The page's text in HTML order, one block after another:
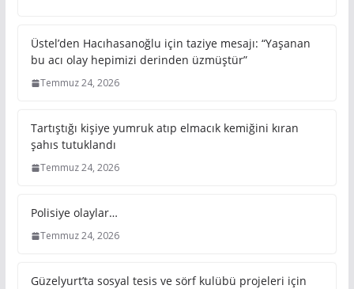
Üstel’den Hacıhasanoğlu için taziye mesajı: “Yaşanan
bu acı olay hepimizi derinden üzmüştür”
Temmuz 24, 2026
Tartıştığı kişiye yumruk atıp elmacık kemiğini kıran
şahıs tutuklandı
Temmuz 24, 2026
Polisiye olaylar…
Temmuz 24, 2026
Güzelyurt’ta sosyal tesis ve sörf kulübü projeleri için